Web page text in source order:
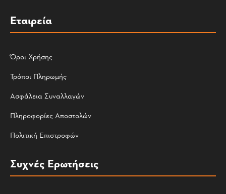
Εταιρεία
Όροι Χρήσης
Τρόποι Πληρωμής
Ασφάλεια Συναλλαγών
Πληροφορίες Αποστολών
Πολιτική Επιστροφών
Συχνές Ερωτήσεις